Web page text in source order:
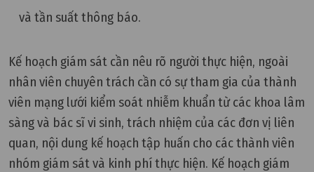
và tần suất thông báo.
Kế hoạch giám sát cần nêu rõ người thực hiện, ngoài
nhân viên chuyên trách cần có sự tham gia của thành
viên mạng lưới kiểm soát nhiễm khuẩn từ các khoa lâm
sàng và bác sĩ vi sinh, trách nhiệm của các đơn vị liên
quan, nội dung kế hoạch tập huấn cho các thành viên
nhóm giám sát và kinh phí thực hiện. Kế hoạch giám